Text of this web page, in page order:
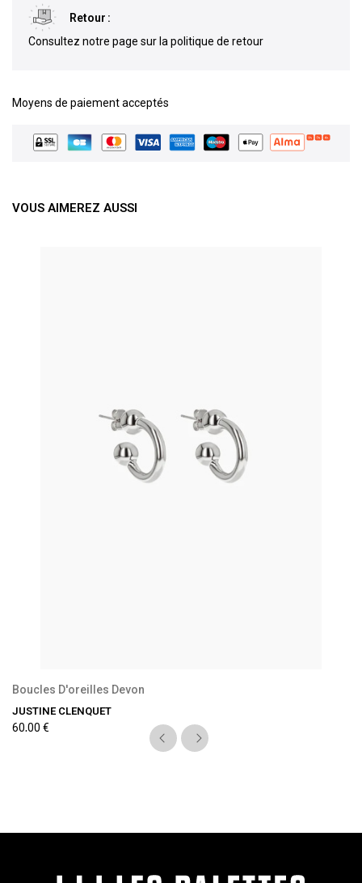
Retour
Consultez notre page sur la politique de retour
Moyens de paiement acceptés
VOUS AIMEREZ AUSSI
Boucles D'oreilles Devon
JUSTINE CLENQUET
60,00 €